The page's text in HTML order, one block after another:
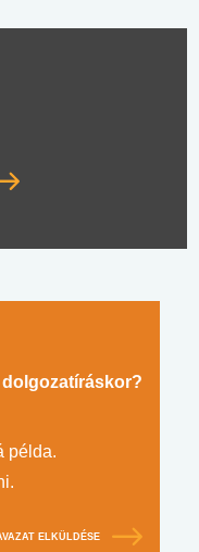
példa.
ELKÜLDÉSE